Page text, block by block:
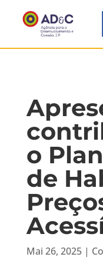
o
de
Mai 26, 2025|